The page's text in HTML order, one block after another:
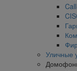
Уличные